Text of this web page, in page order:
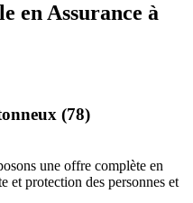
en Assurance à
(78)
une offre complète en
et protection des personnes et